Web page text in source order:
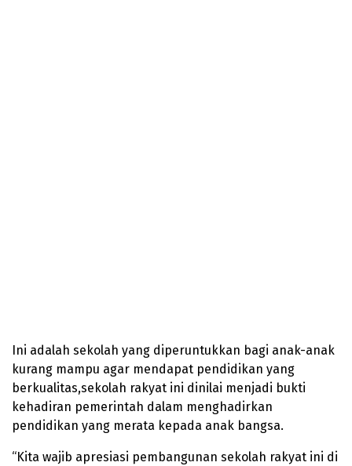
Ini adalah sekolah yang diperuntukkan bagi anak-anak
kurang mampu agar mendapat pendidikan yang
berkualitas,sekolah rakyat ini dinilai menjadi bukti
kehadiran pemerintah dalam menghadirkan
pendidikan yang merata kepada anak bangsa.
“Kita wajib apresiasi pembangunan sekolah rakyat ini di